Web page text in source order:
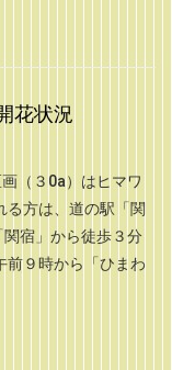
花状況
（３0a）はヒマワ
る方は、道の駅「関
宿」から徒歩３分
前９時から「ひまわ